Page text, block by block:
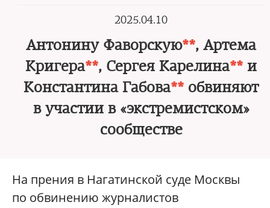
2025.04.10
Антонину Фаворскую**, Артема
Кригера**, Сергея Карелина** и
Константина Габова** обвиняют
в участии в «экстремистском»
сообществе
На прения в Нагатинской суде Москвы
по обвинению журналистов